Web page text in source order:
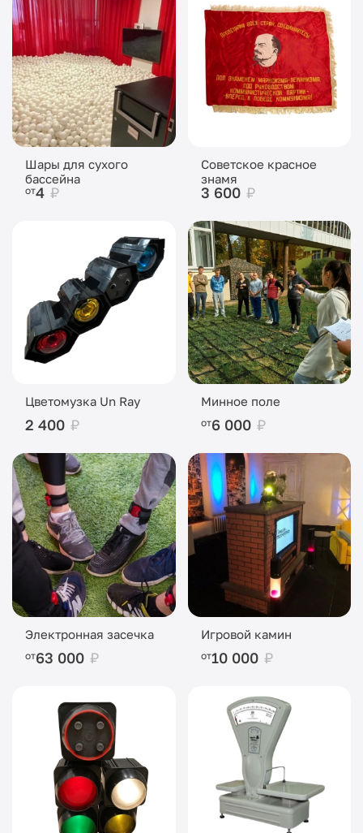
Шары для сухого
бассейна
от4 ₽
Советское красное
знамя
3 600 ₽
Цветомузка Un Ray
2 400 ₽
Минное поле
от6 000 ₽
Электронная засечка
от63 000 ₽
Игровой камин
от10 000 ₽